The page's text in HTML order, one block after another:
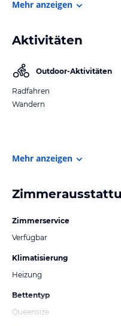
Mehr anzeigen
Aktivitäten
Outdoor-Aktivitäten
Radfahren
Wandern
Mehr anzeigen
Zimmerservice
Verfügbar
Klimatisierung
Heizung
Bettentyp
Queensize